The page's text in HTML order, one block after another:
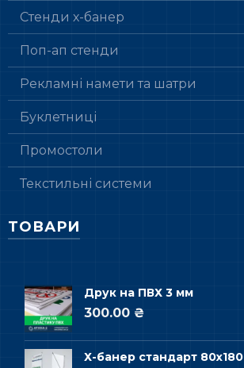
Стенди х-банер
Поп-ап стенди
Рекламні намети та шатри
Буклетниці
Промостоли
Текстильні системи
ТОВАРИ
Друк на ПВХ 3 мм
300.00 ₴
Х-банер стандарт 80х180